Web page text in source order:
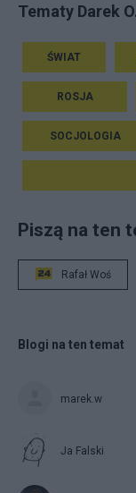
Tematy Darek
ŚWIAT
ROSJA
SOCJOLOGIA
Piszą na ten
Rafał Woś
Blogi na ten temat
marek.w
Ja Falski